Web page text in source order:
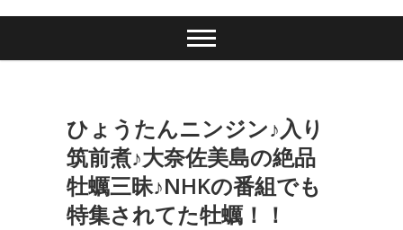
ひょうたんニンジン♪入り
筑前煮♪大奈佐美島の絶品
牡蠣三昧♪NHKの番組でも
特集されてた牡蠣！！